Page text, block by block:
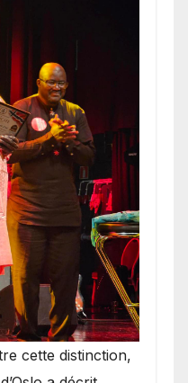
cette distinction,